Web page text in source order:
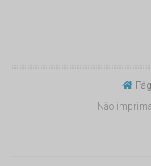
Não